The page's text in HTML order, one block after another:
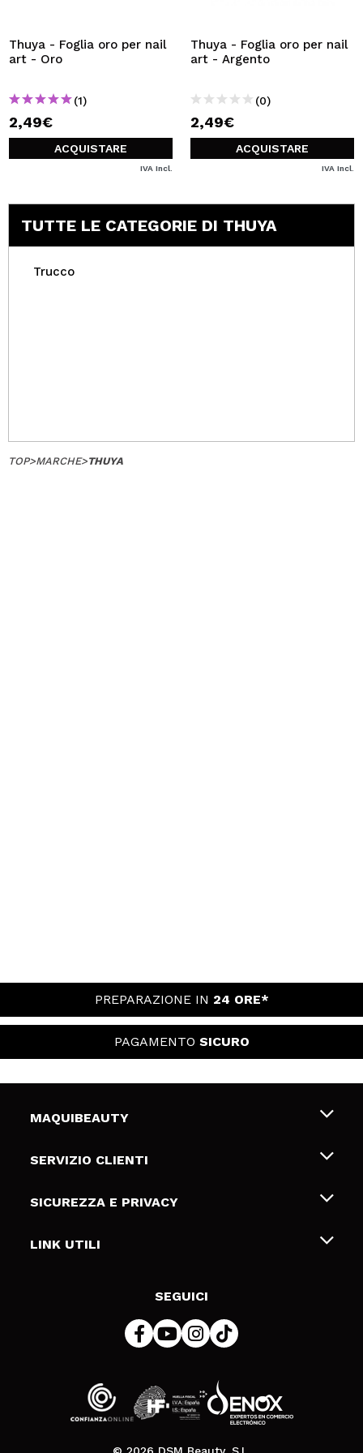
Creando un account su Maquibeauty.it potrai fare i tuoi
acquisti velocemente, controllare lo stato dei tuoi ordini e
consultare le tue operazioni precedenti.
CREARE UN ACCOUNT
Thuya - Foglia oro per nail
art - Oro
(1)
2,49€
ACQUISTARE
IVA Incl.
Thuya - Foglia oro per nail
art - Argento
(0)
2,49€
ACQUISTARE
IVA Incl.
TUTTE LE CATEGORIE DI THUYA
Trucco
TOP>MARCHE>THUYA
PREPARAZIONE IN 24 ORE*
PAGAMENTO SICURO
MAQUIBEAUTY
Chi siamo
Gift Cards
SERVIZIO CLIENTI
Spedizioni & Resi
Metodi di pagamamento
SICUREZZA E PRIVACY
Termini e condizioni
LINK UTILI
SEGUICI